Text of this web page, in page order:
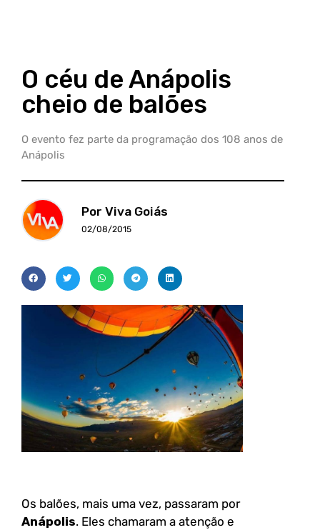
O céu de Anápolis
cheio de balões
O evento fez parte da programação dos 108 anos de
Anápolis
Por Viva Goiás
02/08/2015
Os balões, mais uma vez, passaram por
Anápolis. Eles chamaram a atenção e